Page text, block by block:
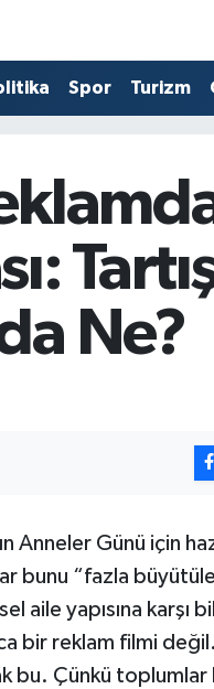
Spor Turizm
Ne?
Anneler Günü için
bunu “fazla
aile yapısına karşı
bir reklam filmi
bu. Çünkü